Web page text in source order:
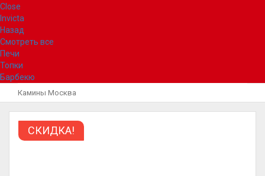
Close
Invicta
Назад
Смотреть все
Печи
Топки
Барбекю
Камины Москва
СКИДКА!